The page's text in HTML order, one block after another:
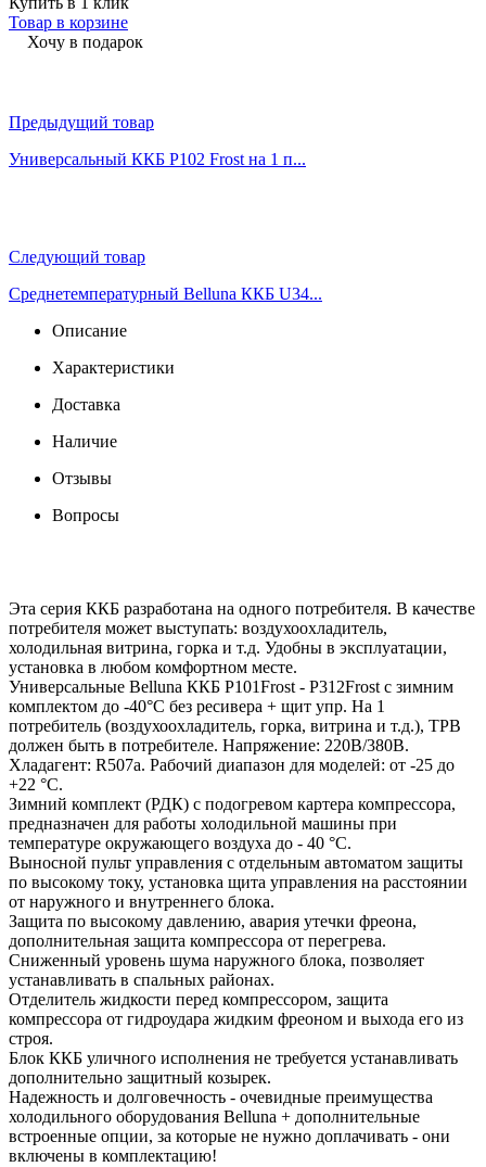
Товар в корзине
Хочу в подарок
Предыдущий товар
Универсальный ККБ Р102 Frost на 1 п...
Следующий товар
Среднетемпературный Belluna ККБ U34...
Описание
Характеристики
Доставка
Наличие
Отзывы
Вопросы
Эта серия ККБ разработана на одного потребителя. В качестве
потребителя может выступать: воздухоохладитель,
холодильная витрина, горка и т.д. Удобны в эксплуатации,
установка в любом комфортном месте.
Универсальные Belluna ККБ P101Frost - P312Frost с зимним
комплектом до -40°С без ресивера + щит упр. На 1
потребитель (воздухоохладитель, горка, витрина и т.д.), ТРВ
должен быть в потребителе. Напряжение: 220В/380B.
Хладагент: R507a. Рабочий диапазон для моделей: от -25 до
+22 °С.
Зимний комплект (РДК) с подогревом картера компрессора,
предназначен для работы холодильной машины при
температуре окружающего воздуха до - 40 °С.
Выносной пульт управления с отдельным автоматом защиты
по высокому току, установка щита управления на расстоянии
от наружного и внутреннего блока.
Защита по высокому давлению, авария утечки фреона,
дополнительная защита компрессора от перегрева.
Сниженный уровень шума наружного блока, позволяет
устанавливать в спальных районах.
Отделитель жидкости перед компрессором, защита
компрессора от гидроудара жидким фреоном и выхода его из
строя.
Блок ККБ уличного исполнения не требуется устанавливать
дополнительно защитный козырек.
Надежность и долговечность - очевидные преимущества
холодильного оборудования Belluna + дополнительные
встроенные опции, за которые не нужно доплачивать - они
включены в комплектацию!